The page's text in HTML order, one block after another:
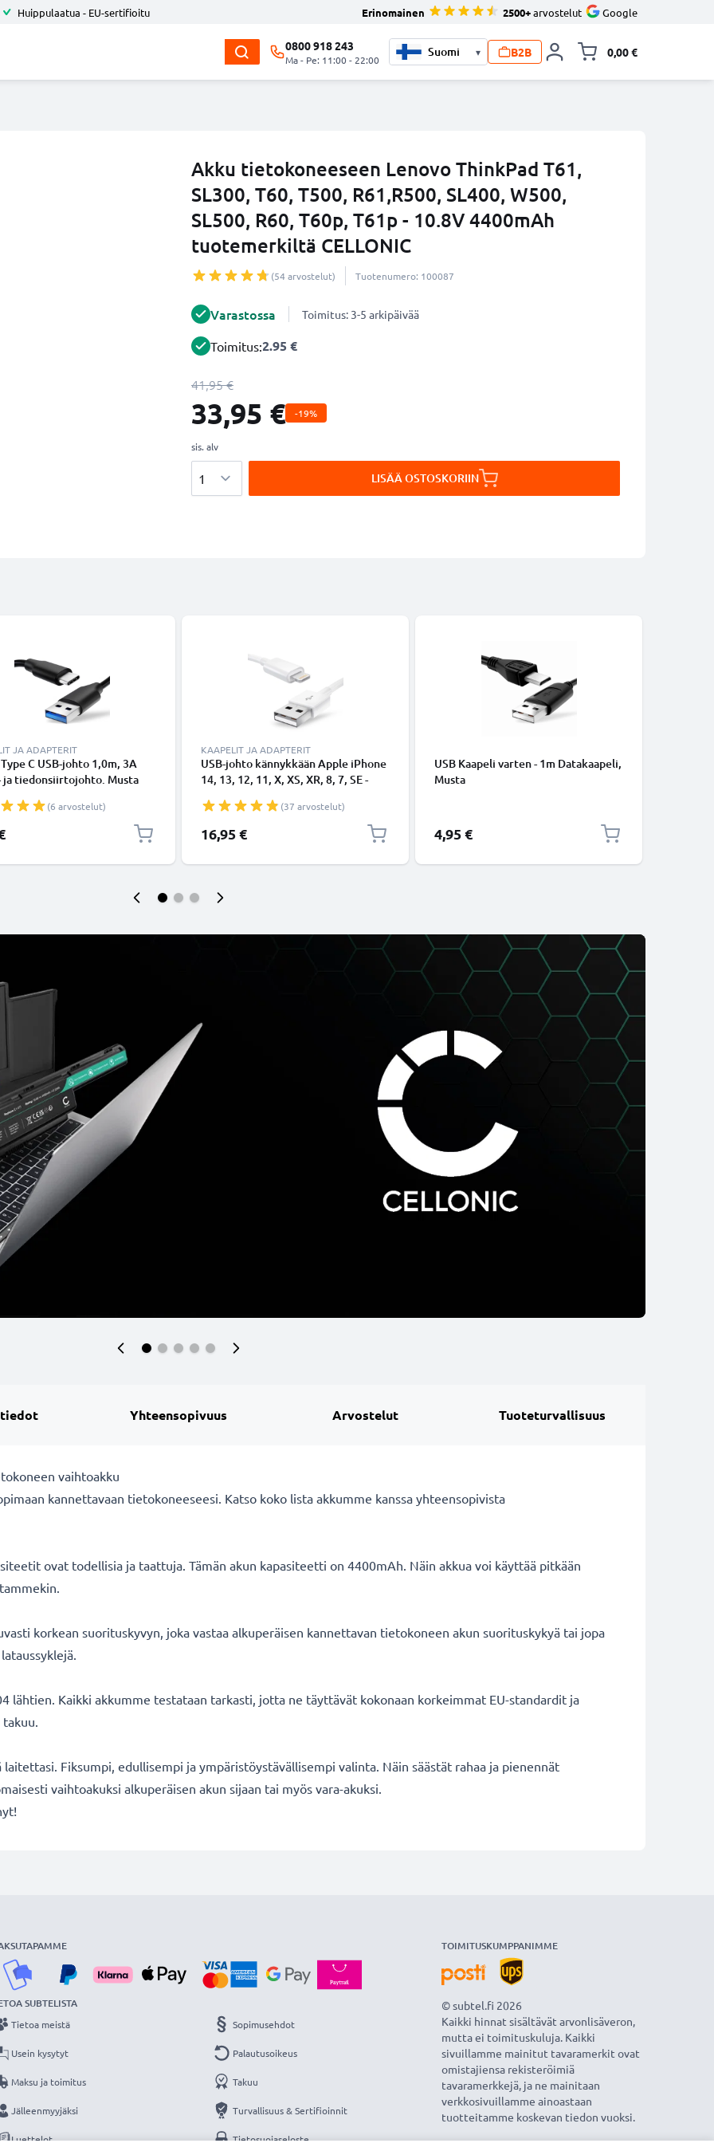
Huippulaatua - EU-sertifioitu Erinomainen 2500+arvostelut Google
0800 918 243
Ma - Pe: 11:00 - 22:00
▾ B2B 0,00 €
Akku tietokoneeseen Lenovo ThinkPad T61,
SL300, T60, T500, R61,R500, SL400, W500,
SL500, R60, T60p, T61p - 10.8V 4400mAh
tuotemerkiltä CELLONIC
(54 arvostelut) Tuotenumero: 100087
Varastossa Toimitus: 3-5 arkipäivää
Toimitus:2.95 €
41,95 €
33,95 € -19%
sis. alv
LISÄÄ OSTOSKORIIN
JA ADAPTERIT
Type C USB-johto 1,0m, 3A
ja tiedonsiirtojohto. Musta
(6 arvostelut)
KAAPELIT JA ADAPTERIT
USB-johto kännykkään Apple iPhone
14, 13, 12, 11, X, XS, XR, 8, 7, SE -
Valkoinen datakaapeli(37 arvostelut)
16,95 €
USB Kaapeli varten - 1m Datakaapeli,
Musta
4,95 €
Yhteensopivuus Arvostelut Tuoteturvallisuus
vaihtoakku
kannettavaan tietokoneeseesi. Katso koko lista akkumme kanssa yhteensopivista
ovat todellisia ja taattuja. Tämän akun kapasiteetti on 4400mAh. Näin akkua voi käyttää pitkään
korkean suorituskyvyn, joka vastaa alkuperäisen kannettavan tietokoneen akun suorituskykyä tai jopa
lähtien. Kaikki akkumme testataan tarkasti, jotta ne täyttävät kokonaan korkeimmat EU-standardit ja
laitettasi. Fiksumpi, edullisempi ja ympäristöystävällisempi valinta. Näin säästät rahaa ja pienennät
vaihtoakuksi alkuperäisen akun sijaan tai myös vara-akuksi.
SUBTELISTA
Tietoa meistä
Usein kysytyt
Maksu ja toimitus
Jälleenmyyjäksi
Luettelot
Sopimusehdot
Palautusoikeus
Takuu
Turvallisuus & Sertifioinnit
Tietosuojaseloste
TOIMITUSKUMPPANIMME
© subtel.fi 2026
Kaikki hinnat sisältävät arvonlisäveron,
mutta ei toimituskuluja. Kaikki
sivuillamme mainitut tavaramerkit ovat
omistajiensa rekisteröimiä
tavaramerkkejä, ja ne mainitaan
verkkosivuillamme ainoastaan
tuotteitamme koskevan tiedon vuoksi.